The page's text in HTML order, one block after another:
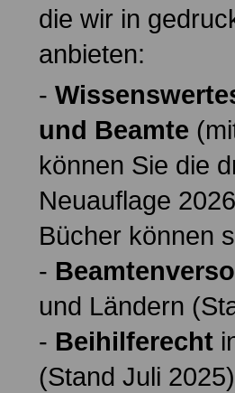
die wir in
anbieten:
-
und Beamte
können Sie die
Neuauflage
Bücher können
-
und Ländern
- Beihilferecht
(Stand Juli 2025)